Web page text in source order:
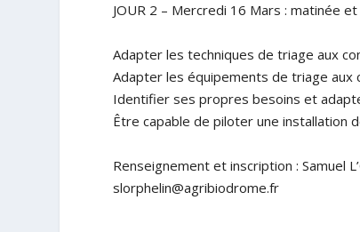
JOUR 2 – Mercredi 16 Mars : matinée
Adapter les techniques de triage aux
Adapter les équipements de triage aux
Identifier ses propres besoins et
Être capable de piloter une installation
Renseignement et inscription : Samuel
slorphelin@agribiodrome.fr